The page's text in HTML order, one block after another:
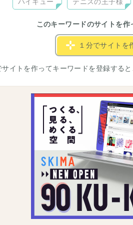
このキーワードのサイトを作
１分でサイトを
イトを作ってキーワードを登録する